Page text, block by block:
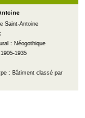
Saint-Antoine
: Néogothique
1935
: Bâtiment classé par